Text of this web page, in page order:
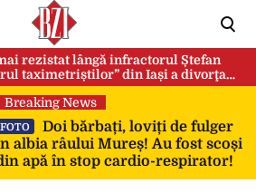
rezistat lângă infractorul Ștefan
taximetriștilor” din Iași a divorţat
Breaking News
FOTO
Doi bărbați, loviți de fulger
albia râului Mureș! Au fost scoși
apă în stop cardio-respirator!